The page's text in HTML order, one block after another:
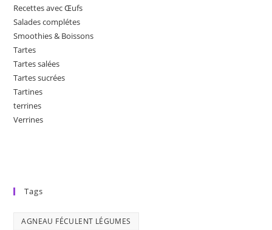
Recettes avec Œufs
Salades complétes
Smoothies & Boissons
Tartes
Tartes salées
Tartes sucrées
Tartines
terrines
Verrines
Tags
AGNEAU FÉCULENT LÉGUMES